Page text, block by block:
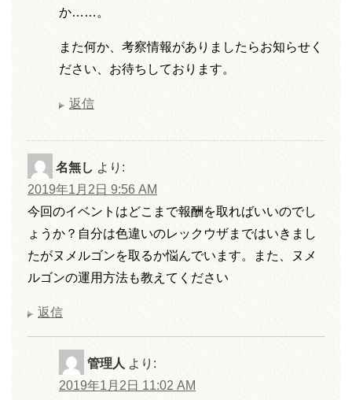
か……。
また何か、考察情報がありましたらお知らせく
ださい、お待ちしております。
返信
名無し より:
2019年1月2日 9:56 AM
今回のイベントはどこまで報酬を取ればいいのでし
ょうか？自分は色違いのレックウザまではいきまし
たがヌメルゴンを取るか悩んでいます。また、ヌメ
ルゴンの運用方法も教えてください
返信
管理人 より:
2019年1月2日 11:02 AM